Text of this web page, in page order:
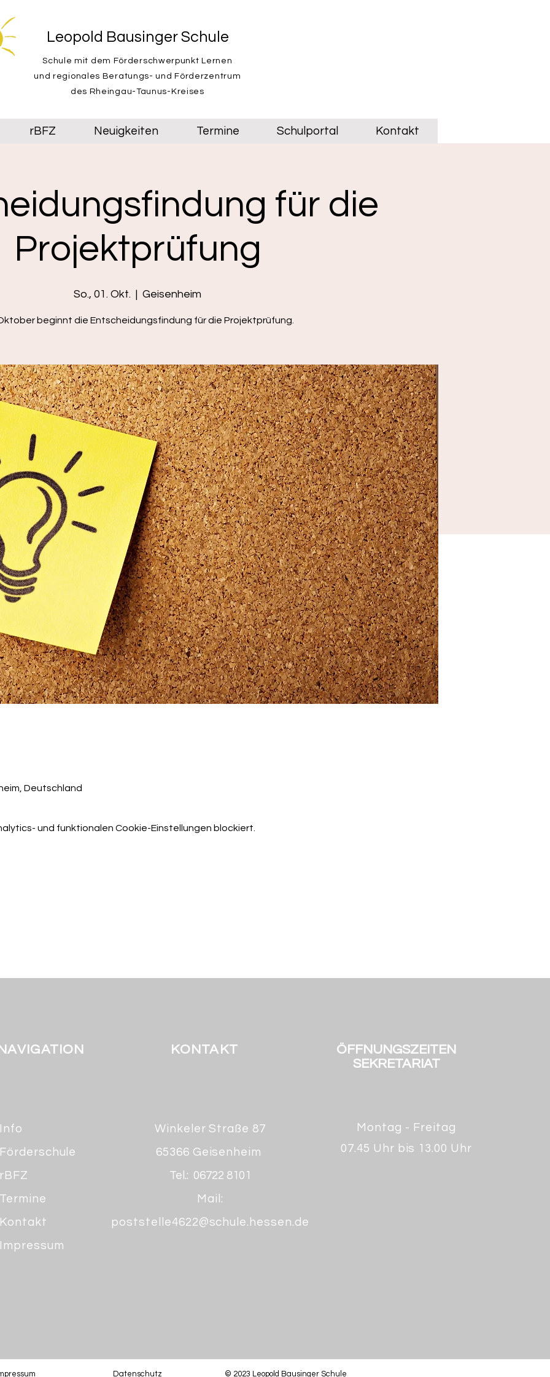
Leopold Bausinger Schule
Schule mit dem Förderschwerpunkt Lernen
und regionales Beratungs- und Förderzentrum
des Rheingau-Taunus-Kreises
rBFZ Neuigkeiten Termine Schulportal Kontakt
für die
Projektprüfung
So., 01. Okt.
  |
Geisenheim
beginnt die Entscheidungsfindung für die Projektprüfung.
Deutschland
und funktionalen Cookie-Einstellungen blockiert.
KONTAKT
ÖFFNUNGSZEITEN
SEKRETARIAT
Info
Förderschule
rBFZ
Termine
Kontakt
Impressum
Winkeler Straße 87
65366 Geisenheim
Tel.: 06722 8101
Mail:
poststelle4622@schule.hessen.de
Montag - Freitag
07.45 Uhr bis 13.00 Uhr
Datenschutz © 2023 Leopold Bausinger Schule